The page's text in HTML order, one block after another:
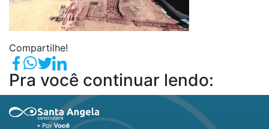
Compartilhe!
Pra você continuar lendo: